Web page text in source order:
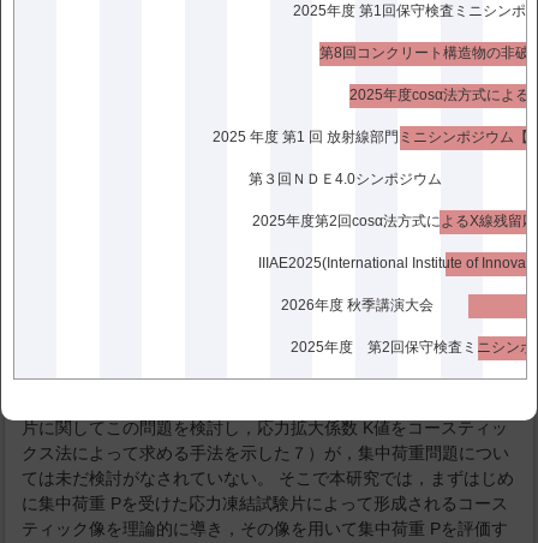
2025年度 第1回保守検査ミニシンポ
2025年度cosα法方式によ
2025 年度 第1 回 放射線部門ミニシンポジウム【
第３回ＮＤＥ4.0シンポジウム
2026年度 秋季講演大会
2025年度 第2回保守検査ミニシンポ
上下椎体から受ける負荷によって生じる腰椎椎間板内の応力分布
問題に関する研究３） などがある。この様なバイオメカニクス領
であるため，数値解析法とともに光弾性応力凍結法等 の実験手法
も多用されている。光弾性応力凍結法を用いれば，二次元問題の
みならず三次元問題も解析が可能であるが，実験を行うに際して
多くの労力と細心の 注意が必要であり，また光弾性法により集中
ス法は，実験装置や実験方法が簡便であるという長 所がある４）
−６）。 そこで，ある線上に分布している集中荷重を連続的に評
価するために，光弾性応力凍結試験片へコースティックス法が適
用できれば非常に有効であるが，通常 の方法ではコースティック
おけるコースティック定数 c0と複屈折性感度を表すパラメータξ
が，常温時の値から大きく変化しているためである。著者らの一
片に関してこの問題を検討し，応力拡大係数 K値をコースティッ
クス法によって求める手法を示した７）が，集中荷重問題につい
ては未だ検討がなされていない。 そこで本研究では，まずはじめ
に集中荷重 Pを受けた応力凍結試験片によって形成されるコース
ティック像を理論的に導き，その像を用いて集中荷重 Pを評価す